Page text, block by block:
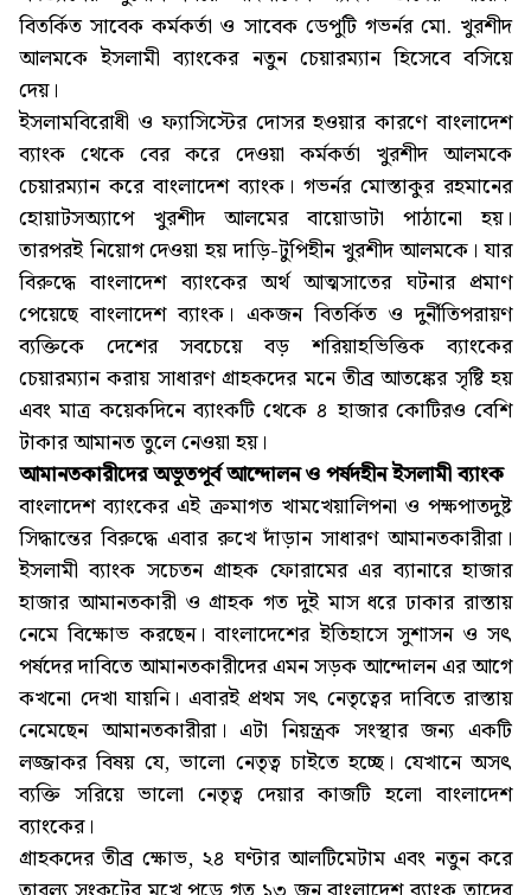
বিতর্কিত সাবেক কর্মকর্তা ও সাবেক ডেপুটি গভর্নর মো. খুরশীদ
আলমকে ইসলামী ব্যাংকের নতুন চেয়ারম্যান হিসেবে বসিয়ে
দেয়।
ইসলামবিরোধী ও ফ্যাসিস্টের দোসর হওয়ার কারণে বাংলাদেশ
ব্যাংক থেকে বের করে দেওয়া কর্মকর্তা খুরশীদ আলমকে
চেয়ারম্যান করে বাংলাদেশ ব্যাংক। গভর্নর মোস্তাকুর রহমানের
হোয়াটসঅ্যাপে খুরশীদ আলমের বায়োডাটা পাঠানো হয়।
তারপরই নিয়োগ দেওয়া হয় দাড়ি-টুপিহীন খুরশীদ আলমকে। যার
বিরুদ্ধে বাংলাদেশ ব্যাংকের অর্থ আত্মসাতের ঘটনার প্রমাণ
পেয়েছে বাংলাদেশ ব্যাংক। একজন বিতর্কিত ও দুর্নীতিপরায়ণ
ব্যক্তিকে দেশের সবচেয়ে বড় শরিয়াহভিত্তিক ব্যাংকের
চেয়ারম্যান করায় সাধারণ গ্রাহকদের মনে তীব্র আতঙ্কের সৃষ্টি হয়
এবং মাত্র কয়েকদিনে ব্যাংকটি থেকে ৪ হাজার কোটিরও বেশি
টাকার আমানত তুলে নেওয়া হয়।
আমানতকারীদের অভূতপূর্ব আন্দোলন ও পর্ষদহীন ইসলামী ব্যাংক
বাংলাদেশ ব্যাংকের এই ক্রমাগত খামখেয়ালিপনা ও পক্ষপাতদুষ্ট
সিদ্ধান্তের বিরুদ্ধে এবার রুখে দাঁড়ান সাধারণ আমানতকারীরা।
ইসলামী ব্যাংক সচেতন গ্রাহক ফোরামের এর ব্যানারে হাজার
হাজার আমানতকারী ও গ্রাহক গত দুই মাস ধরে ঢাকার রাস্তায়
নেমে বিক্ষোভ করছেন। বাংলাদেশের ইতিহাসে সুশাসন ও সৎ
পর্ষদের দাবিতে আমানতকারীদের এমন সড়ক আন্দোলন এর আগে
কখনো দেখা যায়নি। এবারই প্রথম সৎ নেতৃত্বের দাবিতে রাস্তায়
নেমেছেন আমানতকারীরা। এটা নিয়ন্ত্রক সংস্থার জন্য একটি
লজ্জাকর বিষয় যে, ভালো নেতৃত্ব চাইতে হচ্ছে। যেখানে অসৎ
ব্যক্তি সরিয়ে ভালো নেতৃত্ব দেয়ার কাজটি হলো বাংলাদেশ
ব্যাংকের।
গ্রাহকদের তীব্র ক্ষোভ, ২৪ ঘণ্টার আলটিমেটাম এবং নতুন করে